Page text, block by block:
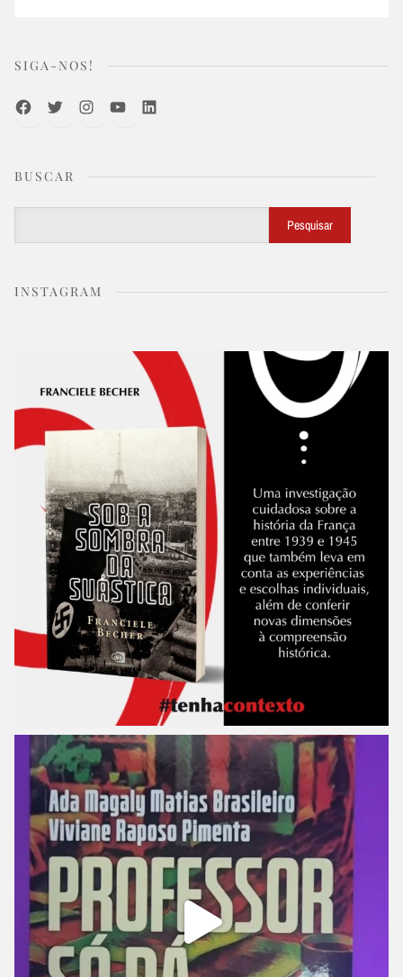
SIGA-NOS!
FacebookTwitterInstagramYoutubeLinkedIn
BUSCAR
Pesquisar
INSTAGRAM